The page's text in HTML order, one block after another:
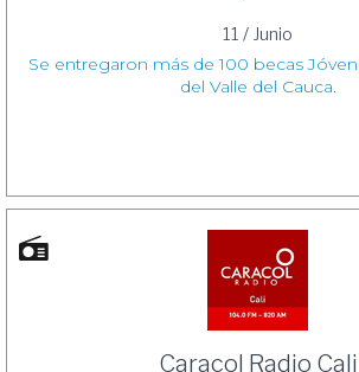
11 / Junio
Se entregaron más de 100 becas
del Valle del Cauca.
Caracol Radio Cali